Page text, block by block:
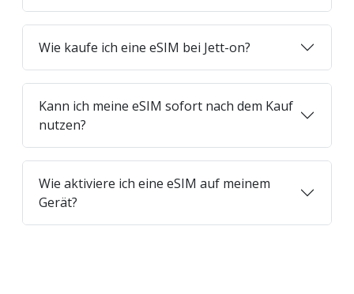
Wie kaufe ich eine eSIM bei Jett-on?
Kann ich meine eSIM sofort nach dem Kauf
nutzen?
Wie aktiviere ich eine eSIM auf meinem
Gerät?